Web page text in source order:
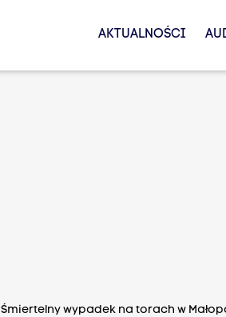
AKTUALNOŚCI
Śmiertelny wypadek na torach w